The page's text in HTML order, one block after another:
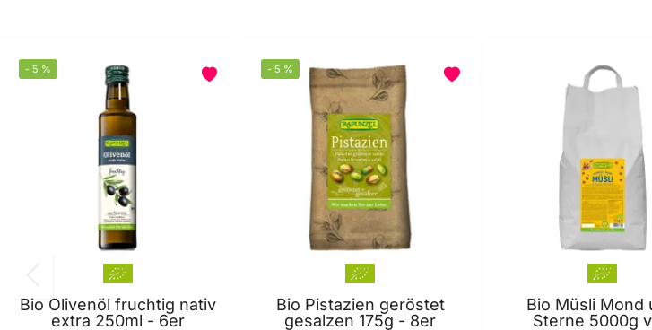
- 5 %
Bio Olivenöl fruchtig nativ
extra 250ml - 6er
-5 %
Bio Pistazien geröstet
gesalzen 175g - 8er
Bio Müsli Mond
Sterne 5000g